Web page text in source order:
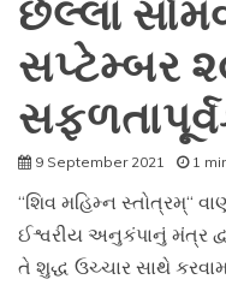
છેલ્લા
સપ્ટેમ્બર
9 September 2021 1
“શિવ મહિમ્ન સ્તોત્રમ્“
ઈશ્વરીય અનુકંપાનું મંત્ર
તે શુદ્ધ ઉચ્ચાર સાથે